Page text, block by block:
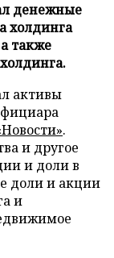
денежные
холдинга
также
активы
.
и другое
и доли в
доли и акции
и